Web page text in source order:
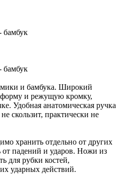
бамбук
бамбук
и бамбука. Широкий
и режущую кромку,
Удобная анатомическая ручка
скользит, практически не
хранить отдельно от других
от падений и ударов. Ножи из
для рубки костей,
ударных действий.